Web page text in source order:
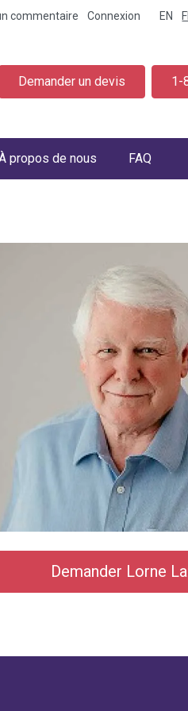
commentaire Connexion EN
Demander un devis 1-
propos de nous FAQ
Demander Lorne